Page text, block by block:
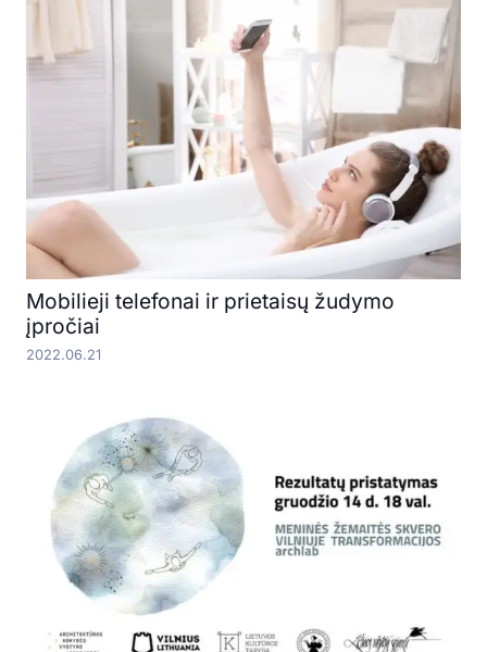
Mobilieji telefonai ir prietaisų žudymo
įpročiai
2022.06.21